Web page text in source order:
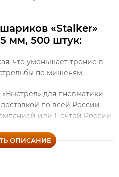
ОПИСАНИЕ
«Stalker»
мм, 500 штук:
что уменьшает трение в
по мишеням.
для пневматики
по всей России
или Почтой России.
на сайте, по телефону или